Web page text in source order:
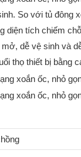
So với tủ
tích chiếm
dễ vệ sinh
thọ thiết bị